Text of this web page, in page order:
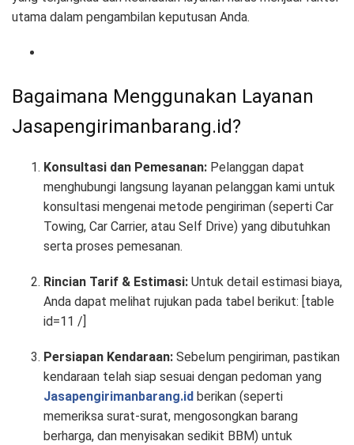
utama dalam pengambilan keputusan Anda.
Bagaimana Menggunakan Layanan
Jasapengirimanbarang.id?
Konsultasi dan Pemesanan: Pelanggan dapat
menghubungi langsung layanan pelanggan kami untuk
konsultasi mengenai metode pengiriman (seperti Car
Towing, Car Carrier, atau Self Drive) yang dibutuhkan
serta proses pemesanan.
Rincian Tarif & Estimasi: Untuk detail estimasi biaya,
Anda dapat melihat rujukan pada tabel berikut: [table
id=11 /]
Persiapan Kendaraan: Sebelum pengiriman, pastikan
kendaraan telah siap sesuai dengan pedoman yang
Jasapengirimanbarang.id berikan (seperti
memeriksa surat-surat, mengosongkan barang
berharga, dan menyisakan sedikit BBM) untuk